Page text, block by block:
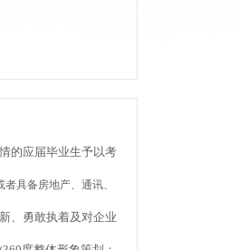
的应届毕业生予以考
具备房地产、通讯、
、勇敢执着及对企业